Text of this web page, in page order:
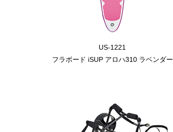
US-1221
フラボード iSUP アロハ310 ラベンダー